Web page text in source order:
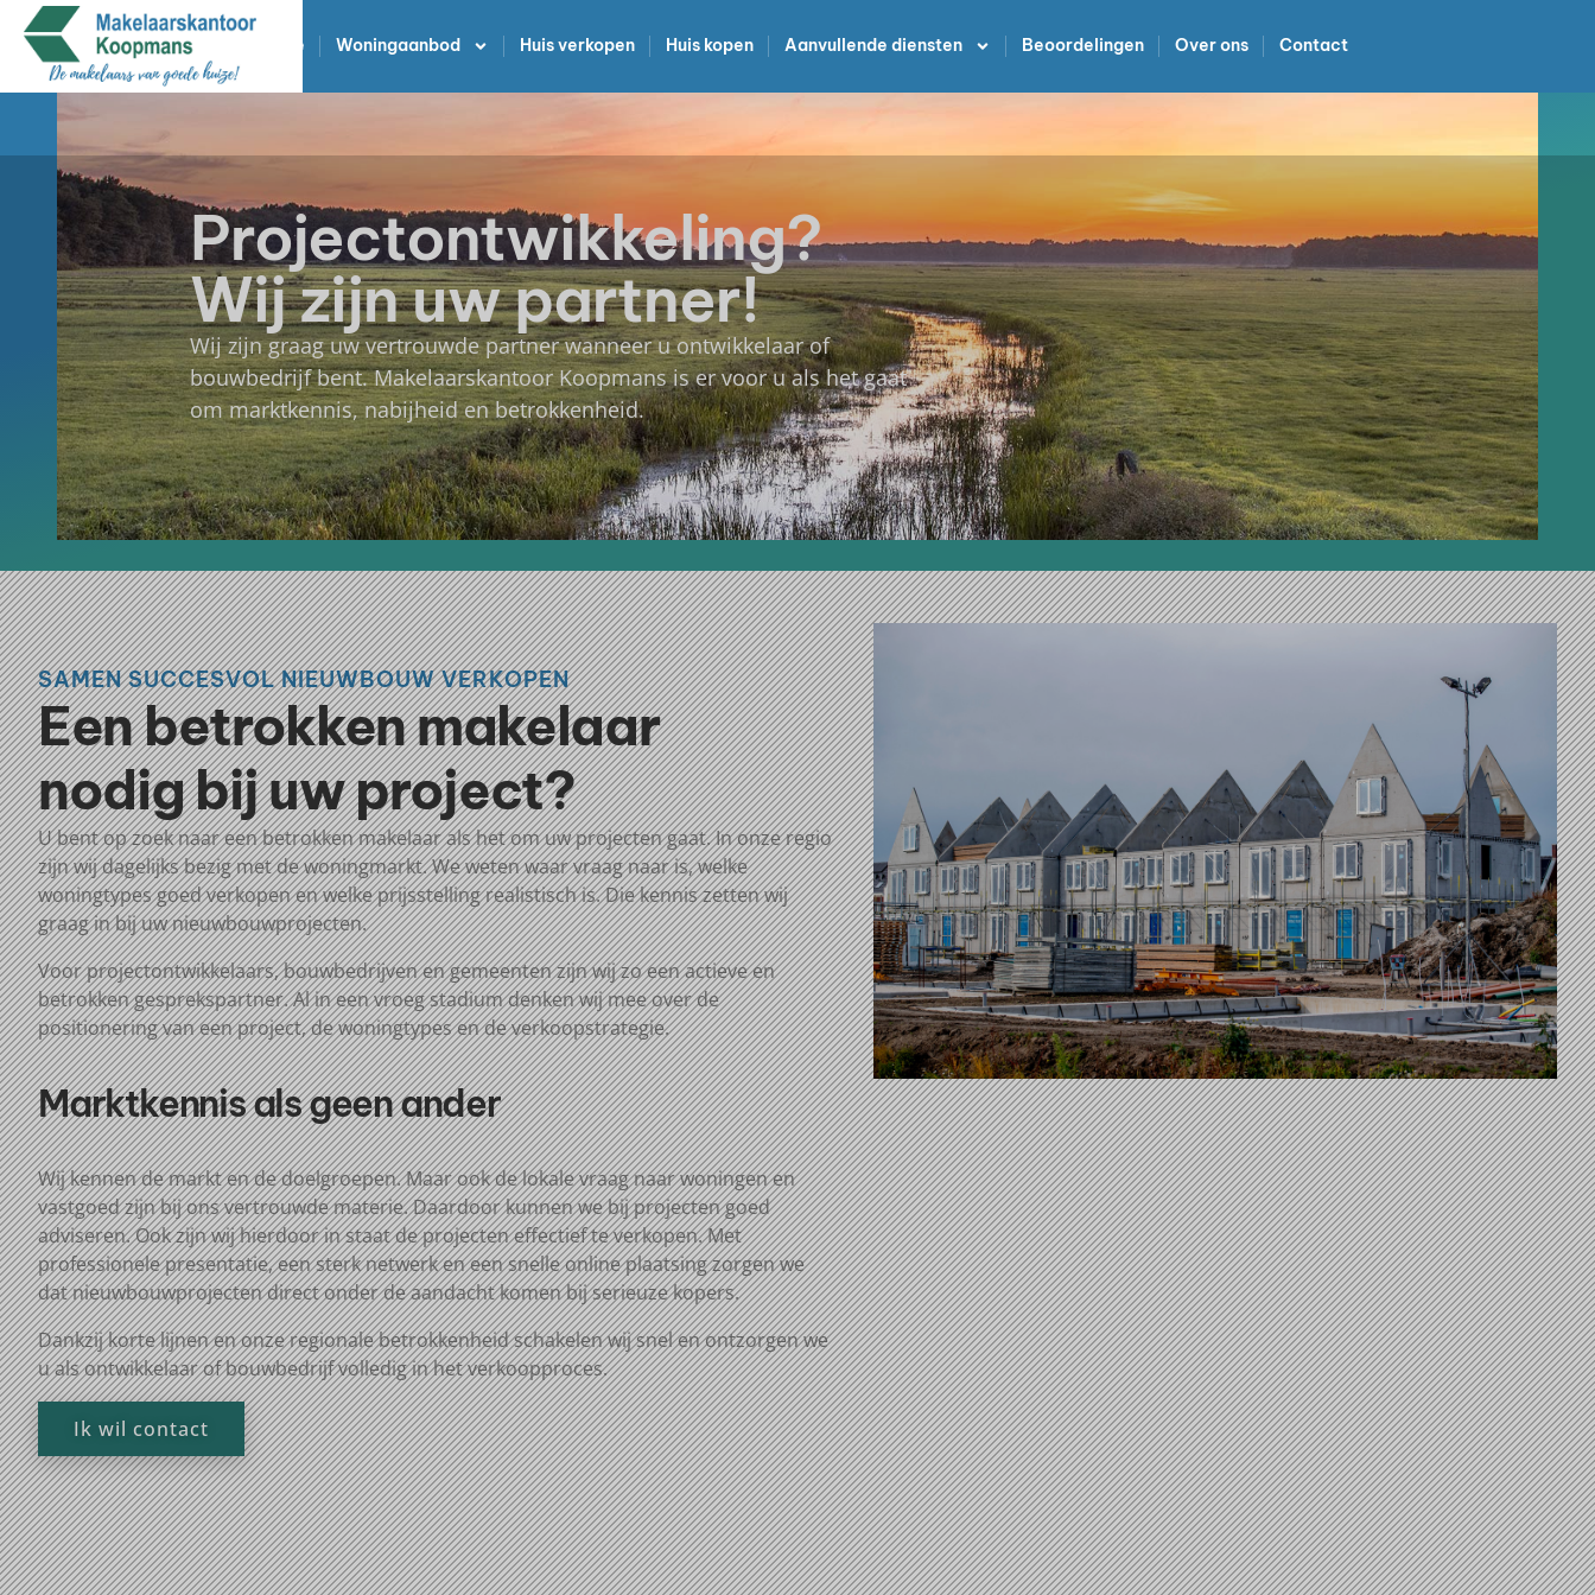
Home Woningaanbod Huis verkopen Huis kopen Aanvullende diensten Beoordelingen Over ons Contact
Projectontwikkeling?
Wij zijn uw partner!
Wij zijn graag uw vertrouwde partner wanneer u ontwikkelaar of
bouwbedrijf bent. Makelaarskantoor Koopmans is er voor u als het gaat
om marktkennis, nabijheid en betrokkenheid.
SAMEN SUCCESVOL NIEUWBOUW VERKOPEN
Een betrokken makelaar
nodig bij uw project?
U bent op zoek naar een betrokken makelaar als het om uw projecten gaat.In onze regio
zijn wij dagelijks bezig met de woningmarkt. We weten waar vraag naar is, welke
woningtypes goed verkopen en welke prijsstelling realistisch is. Die kennis zetten wij
graag in bijuwnieuwbouwprojecten.
Voor projectontwikkelaars, bouwbedrijven en gemeenten zijn wijzoeen actieve en
betrokken gesprekspartner. Al in een vroeg stadium denken wij mee over de
positionering van een project, de woningtypes en de verkoopstrategie.
Marktkennis als geen ander
Wij kennen de marktende doelgroepen. Maar ook delokale vraagnaar woningen en
vastgoed zijn bij ons vertrouwde materie. Daardoor kunnen webijprojecten goed
adviseren.Ook zijn wijhierdoorin staat de projecteneffectiefteverkopen. Met
professionele presentatie, een sterk netwerk en een snelleonlineplaatsing zorgen we
dat nieuwbouwprojecten direct onder de aandacht komen bij serieuze kopers.
Dankzij korte lijnen en onze regionale betrokkenheidschakelenwij snel enontzorgen we
u alsontwikkelaarof bouwbedrijfvolledig in het verkoopproces.
Ik wil contact